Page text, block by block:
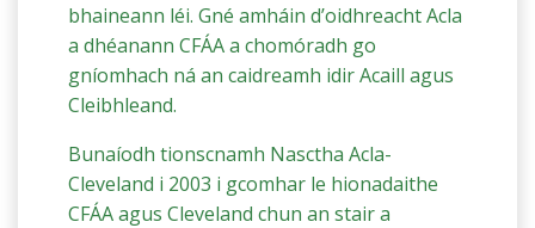
bhaineann léi. Gné amháin d’oidhreacht Acla
a dhéanann CFÁA a chomóradh go
gníomhach ná an caidreamh idir Acaill agus
Cleibhleand.
Bunaíodh tionscnamh Nasctha Acla-
Cleveland i 2003 i gcomhar le hionadaithe
CFÁA agus Cleveland chun an stair a